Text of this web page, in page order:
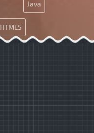
HTML5
Java